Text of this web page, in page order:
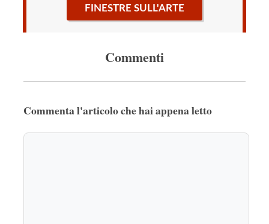
FINESTRE SULL'ARTE
Commenti
Commenta l'articolo che hai appena letto